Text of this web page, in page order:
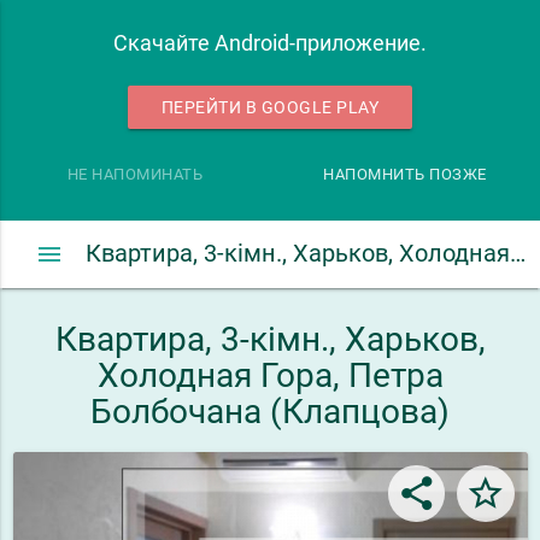
Скачайте Android-приложение.
ПЕРЕЙТИ В GOOGLE PLAY
НЕ НАПОМИНАТЬ НАПОМНИТЬ ПОЗЖЕ
Квартира, 3-кімн., Харьков, Холодная Гора, Петра Болбочана (Клапцова)
menu
Квартира, 3-кімн., Харьков,
Холодная Гора, Петра
Болбочана (Клапцова)
share star_border